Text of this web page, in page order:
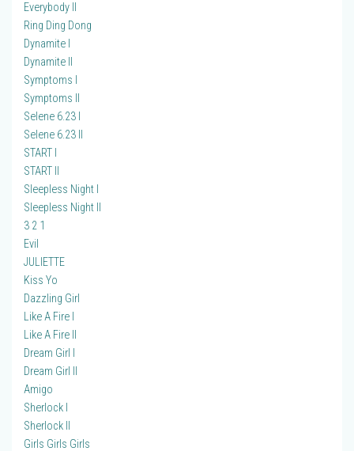
Everybody II
Ring Ding Dong
Dynamite I
Dynamite II
Symptoms I
Symptoms II
Selene 6.23 I
Selene 6.23 II
START I
START II
Sleepless Night I
Sleepless Night II
3 2 1
Evil
JULIETTE
Kiss Yo
Dazzling Girl
Like A Fire I
Like A Fire II
Dream Girl I
Dream Girl II
Amigo
Sherlock I
Sherlock II
Girls Girls Girls